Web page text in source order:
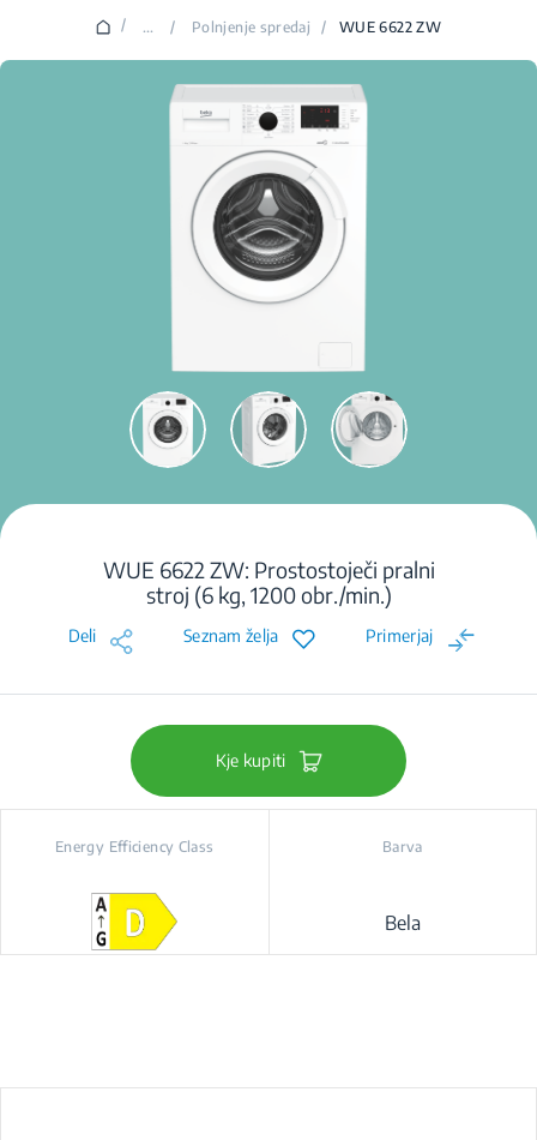
/ ... / Polnjenje spredaj / WUE 6622 ZW
WUE 6622 ZW: Prostostoječi pralni
stroj (6 kg, 1200 obr./min.)
Deli Seznam želja Primerjaj
Kje kupiti
Energy Efficiency Class Barva
Bela